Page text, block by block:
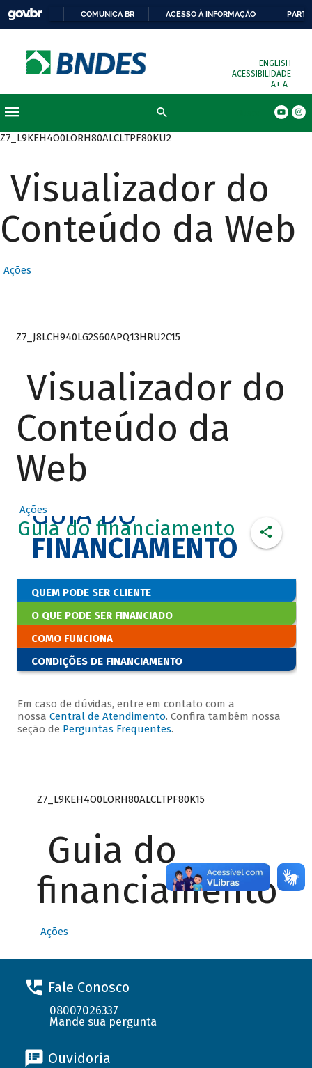
COMUNICA BR ACESSO À INFORMAÇÃO
ENGLISH
ACESSIBILIDADE
A+ A-
Z7_L9KEH4O0LORH80ALCLTPF80KU2
Visualizador do
Conteúdo da Web
Ações
Z7_J8LCH940LG2S60APQ13HRU2C15
Visualizador do
Conteúdo da
Web
Ações
Guia do financiamento
GUIA DO
FINANCIAMENTO
QUEM PODE SER CLIENTE
O QUE PODE SER FINANCIADO
COMO FUNCIONA
CONDIÇÕES DE FINANCIAMENTO
Em caso de dúvidas, entre em contato com a
nossa Central de Atendimento. Confira também nossa
seção de Perguntas Frequentes.
Z7_L9KEH4O0LORH80ALCLTPF80K15
Guia do
financiamento
Ações
Fale Conosco
08007026337
Mande sua pergunta
Ouvidoria